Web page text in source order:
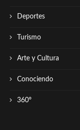
Deportes
Turismo
Arte y Cultura
Conociendo
360º